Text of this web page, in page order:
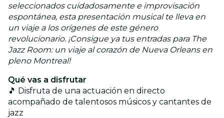
seleccionados cuidadosamente e improvisación
espontánea, esta presentación musical te lleva en
un viaje a los orígenes de este género
revolucionario. ¡Consigue ya tus entradas para The
Jazz Room: un viaje al corazón de Nueva Orleans en
pleno Montreal!
Qué vas a disfrutar
🎵 Disfruta de una actuación en directo
acompañado de talentosos músicos y cantantes de
jazz